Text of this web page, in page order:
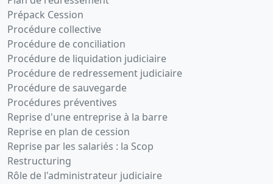
Prépack Cession
Procédure collective
Procédure de conciliation
Procédure de liquidation judiciaire
Procédure de redressement judiciaire
Procédure de sauvegarde
Procédures préventives
Reprise d'une entreprise à la barre
Reprise en plan de cession
Reprise par les salariés : la Scop
Restructuring
Rôle de l'administrateur judiciaire